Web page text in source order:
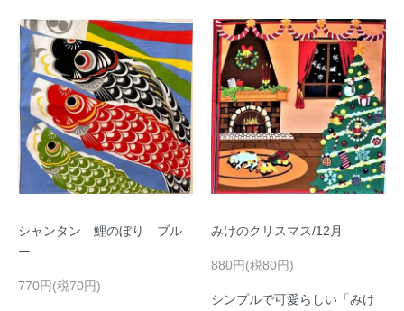
シャンタン 鯉のぼり ブル
ー
770円(税70円)
みけのクリスマス/12月
880円(税80円)
シンプルで可愛らしい「みけ